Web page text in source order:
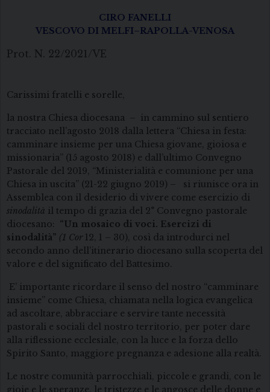
CIRO FANELLI
VESCOVO DI MELFI–RAPOLLA-VENOSA
Prot. N. 22/2021/VE
Carissimi fratelli e sorelle,
la nostra Chiesa diocesana – in cammino sul sentiero
tracciato nell’agosto 2018 dalla lettera “Chiesa in festa:
camminare insieme per una Chiesa giovane, gioiosa e
missionaria” (15 agosto 2018) e dall’ultimo Convegno
Pastorale del 2019, “Ministerialità e comunione per una
Chiesa in uscita” (21-22 giugno 2019) – si riunisce ora in
Assemblea con il desiderio di vivere come esercizio di
sinodalità il tempo di grazia del 2° Convegno pastorale
diocesano:
“Un mosaico di voci. Esercizi di
sinodalità” (1 Cor 12, 1 – 30), così da introdurci nel
secondo anno dell’itinerario diocesano sulla scoperta del
valore e del significato del Battesimo.
E’ importante ricordare il senso del nostro “camminare
insieme” come Chiesa, chiamata nella logica evangelica
ad ascoltare, abbracciare e servire tante necessità
pastorali e sociali del nostro territorio, per poter dare
alla riflessione ecclesiale, con la luce e la forza dello
Spirito Santo, maggiore pregnanza e adesione alla realtà.
Le nostre comunità parrocchiali, piccole e grandi, con le
gioie e le speranze, le tristezze e le angosce delle donne e